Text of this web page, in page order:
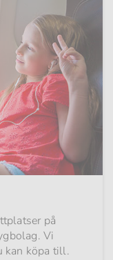
på
Vi
kan köpa till.